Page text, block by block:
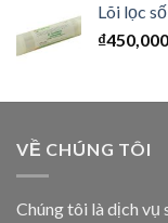
Lõi lọc
₫450,000
VỀ CHÚNG TÔI
Chúng tôi là dịch vụ